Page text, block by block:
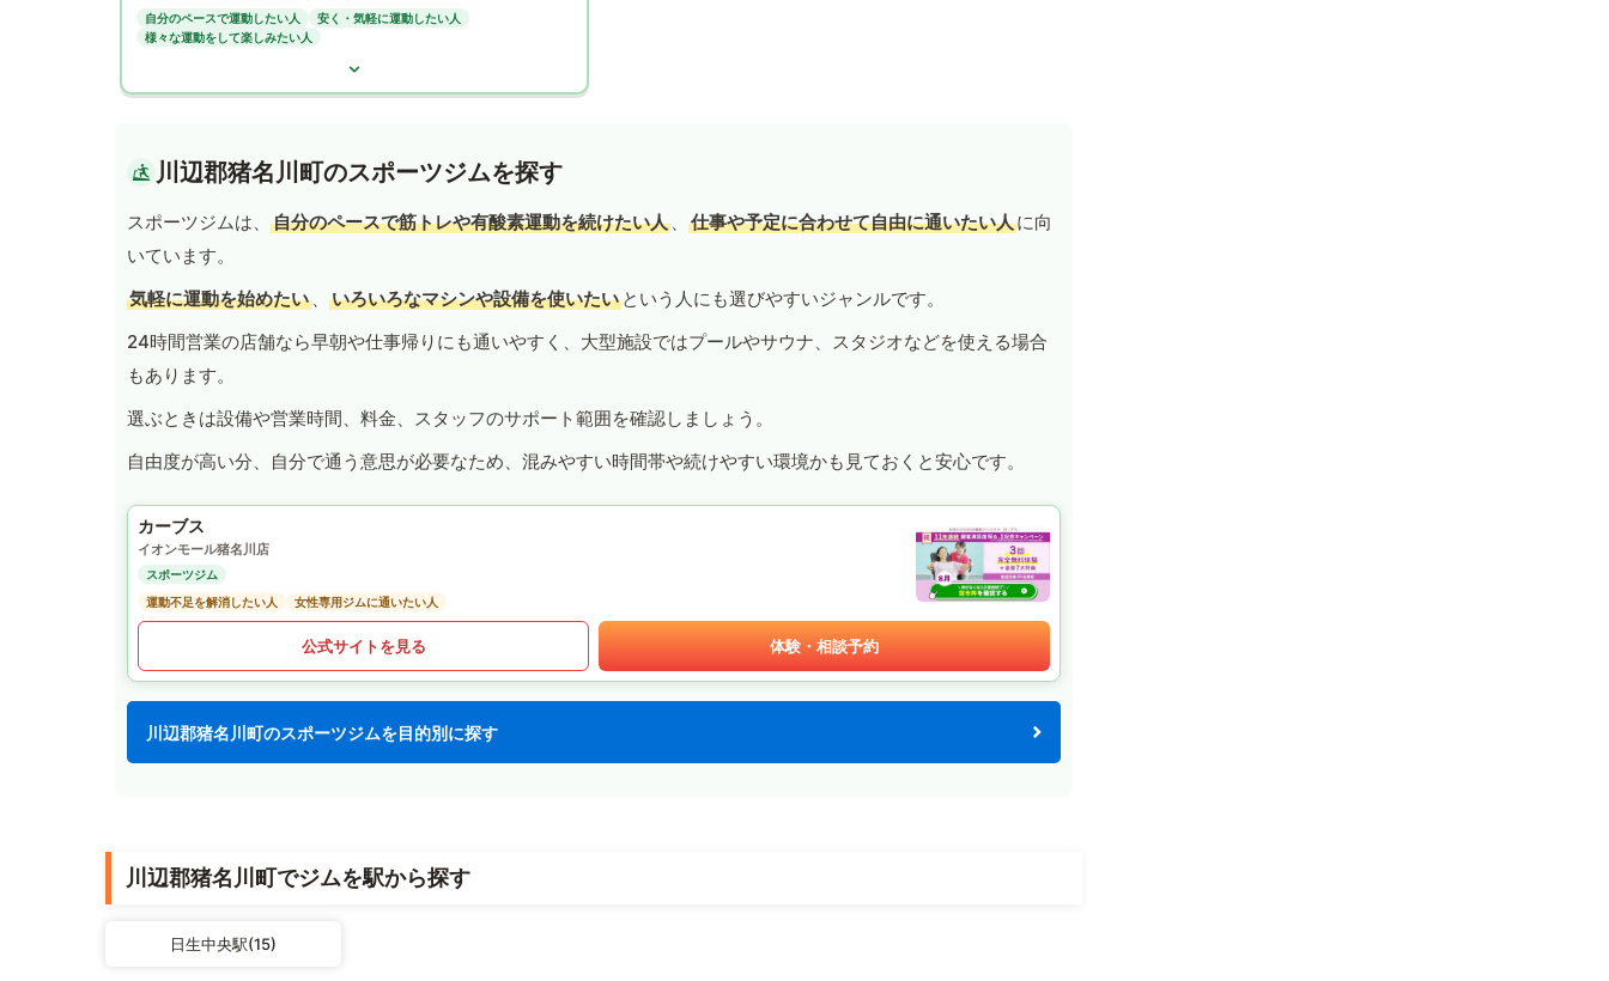
自分のペースで運動したい人
安く・気軽に運動したい人
様々な運動をして楽しみたい人
川辺郡猪名川町のスポーツジムを探す
スポーツジムは、 自分のペースで筋トレや有酸素運動を続けたい人 、 仕事や予定に合わせて自由に通いたい人に向
いています。
気軽に運動を始めたい 、 いろいろなマシンや設備を使いたい という人にも選びやすいジャンルです。
24時間営業の店舗なら早朝や仕事帰りにも通いやすく、大型施設ではプールやサウナ、スタジオなどを使える場合
もあります。
選ぶときは設備や営業時間、料金、スタッフのサポート範囲を確認しましょう。
自由度が高い分、自分で通う意思が必要なため、混みやすい時間帯や続けやすい環境かも見ておくと安心です。
カーブス
イオンモール猪名川店
スポーツジム
運動不足を解消したい人
女性専用ジムに通いたい人
公式サイトを見る 体験・相談予約
川辺郡猪名川町のスポーツジムを目的別に探す
川辺郡猪名川町でジムを駅から探す
日生中央駅(15)